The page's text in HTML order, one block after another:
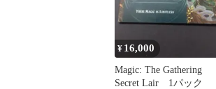
¥ 16,000
Magic: The Gathering
Secret Lair 1パック